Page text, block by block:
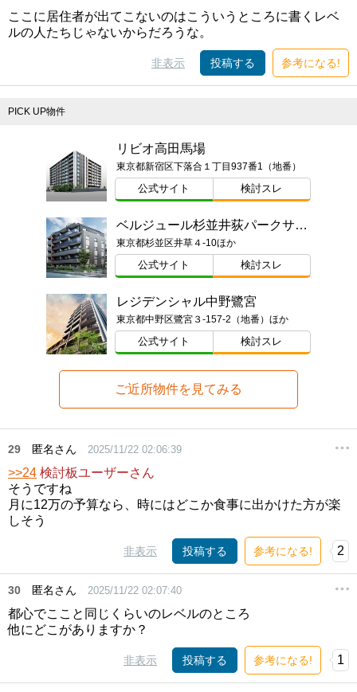
ここに居住者が出てこないのはこういうところに書くレベ
ルの人たちじゃないからだろうな。
非表示 投稿する 参考になる!
PICK UP物件
リビオ高田馬場
東京都新宿区下落合１丁目937番1（地番）
公式サイト 検討スレ
ベルジュール杉並井荻パークサイド
東京都杉並区井草４-10ほか
公式サイト 検討スレ
レジデンシャル中野鷺宮
東京都中野区鷺宮３-157-2（地番）ほか
公式サイト 検討スレ
ご近所物件を見てみる
29 匿名さん 2025/11/22 02:06:39
>>24 検討板ユーザーさん
そうですね
月に12万の予算なら、時にはどこか食事に出かけた方が楽
しそう
非表示 投稿する 参考になる! 2
30 匿名さん 2025/11/22 02:07:40
都心でここと同じくらいのレベルのところ
他にどこがありますか？
非表示 投稿する 参考になる! 1